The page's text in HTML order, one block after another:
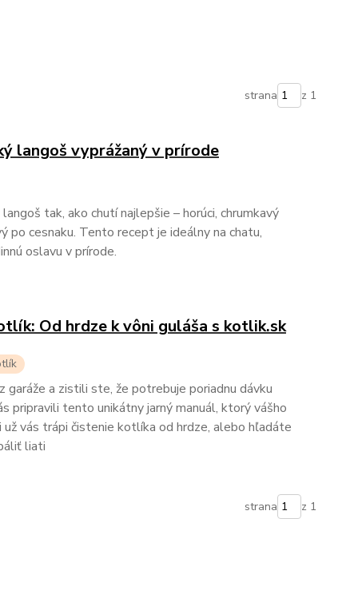
strana z 1
langoš vyprážaný v prírode
tak, ako chutí najlepšie – horúci, chrumkavý
po cesnaku. Tento recept je ideálny na chatu,
oslavu v prírode.
Od hrdze k vôni guláša s kotlik.sk
a zistili ste, že potrebuje poriadnu dávku
pripravili tento unikátny jarný manuál, ktorý vášho
vás trápi čistenie kotlíka od hrdze, alebo hľadáte
liati
strana z 1